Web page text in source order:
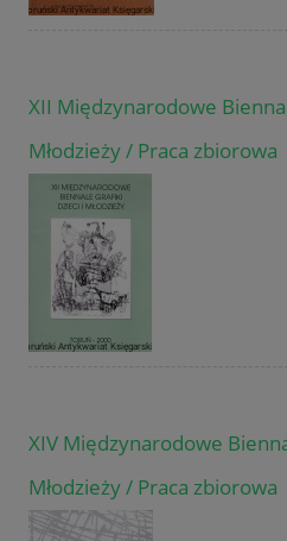
XII Międzynarodowe
Młodzieży / Praca zbiorowa
XIV Międzynarodowe
Młodzieży / Praca zbiorowa